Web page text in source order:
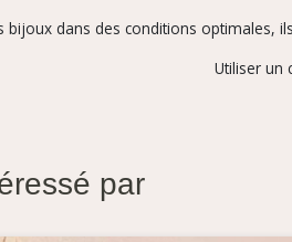
bijoux dans des conditions optimales,
Utiliser un
par